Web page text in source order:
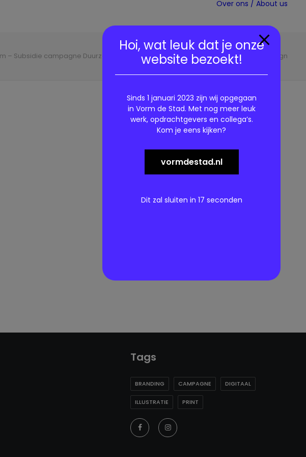
Over ons / About us
– Subsidie campagne Duurzaam020 6 ASD-Duurzaam020-mobiel.StratfordDesign
Tags
BRANDING CAMPAGNE DIGITAAL
ILLUSTRATIE PRINT
Hoi, wat leuk dat je onze
website bezoekt!
Sinds 1 januari 2023 zijn wij opgegaan
in Vorm de Stad. Met nog meer leuk
werk, opdrachtgevers en collega’s.
Kom je eens kijken?
vormdestad.nl
Dit zal sluiten in 17 seconden